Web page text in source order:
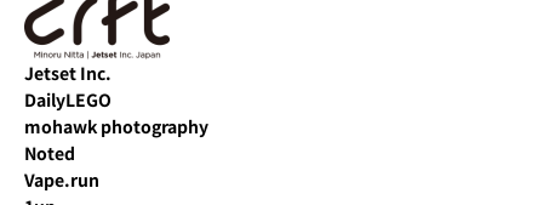
Jetset Inc.
DailyLEGO
mohawk photography
Noted
Vape.run